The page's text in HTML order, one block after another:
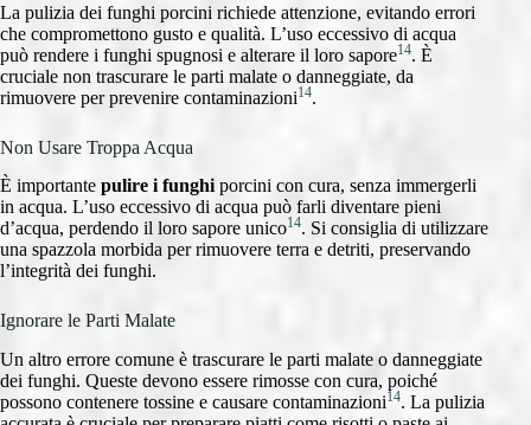
La pulizia dei funghi porcini richiede attenzione, evitando errori
che compromettono gusto e qualità. L’uso eccessivo di acqua
può rendere i funghi spugnosi e alterare il loro sapore14. È
cruciale non trascurare le parti malate o danneggiate, da
rimuovere per prevenire contaminazioni14.
Non Usare Troppa Acqua
È importante pulire i funghiporcini con cura, senza immergerli
in acqua. L’uso eccessivo di acqua può farli diventare pieni
d’acqua, perdendo il loro sapore unico14. Si consiglia di utilizzare
una spazzola morbida per rimuovere terra e detriti, preservando
l’integrità dei funghi.
Ignorare le Parti Malate
Un altro errore comune è trascurare le parti malate o danneggiate
dei funghi. Queste devono essere rimosse con cura, poiché
possono contenere tossine e causare contaminazioni14. La pulizia